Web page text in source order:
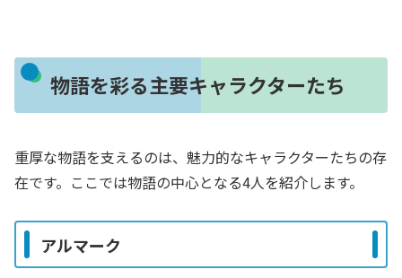
物語を彩る主要キャラクターたち
重厚な物語を支えるのは、魅力的なキャラクターたちの存
在です。ここでは物語の中心となる4人を紹介します。
アルマーク